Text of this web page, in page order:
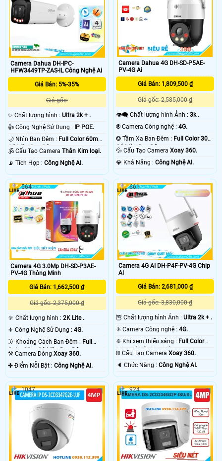
chính xác. Camera hỗ trợ công nghệ
nén H.265+, khe cắm thẻ nhớ
512GB, chuẩn IP67, IK10 và PoE
đảm bảo hiệu suất ổn định trong
Camera Dahua DH-IPC-
HFW3449TP-ZAS-IL Công Nghệ Ai
Giá Bán: 5%-35%
Giá gốc:
✨ Chất lượng hình : Ultra 2k + .
👍 Công Nghệ Sử Dụng :
IP POE.
🌙 Nhìn Ban Đêm : Full Color 60m
Có Màu Ban Ðêm.
🕉️ Cấu Tạo Camera Thân Kim loại.
️📡 Tích Hợp : Công Nghệ AI.
Camera Dahua 4G DH-SD-P5AE-
PV-4G Ai
Giá Bán: 1,809,500 ₫
Giá gốc: 2,585,000 ₫
👁️‍🗨 Chất lượng hình Ảnh :3k .
®️ Camera Công nghệ :4G.
✪ Tầm Xa Ban Đêm : Full Color 30m
Có Màu Ban Ðêm.
💦 Cấu Tạo CameraXoay 360.
️💎 Khả Năng :Công Nghệ AI.
Camera 4G 3.0Mp DH-SD-P3AE-
PV-4G Thông Minh
Giá Bán: 1,662,500 ₫
Giá gốc: 2,375,000 ₫
🔆 Chất lượng hình : 2K Lite .
⚜️ Công Nghệ Sử Dụng : 4G.
🌛 Khoảng Cách Ban Đêm : Full
Color 30m Có Màu Ban Ðêm.
⚒ Camera Dòng Xoay 360.
️✤ Điểm Nỗi Bật : Công Nghệ AI.
564
Camera 4G AI DH-P4F-PV-4G Chip
Ai
Giá Bán: 2,681,000 ₫
Giá gốc: 3,830,000 ₫
🦉 Chất lượng hình Ảnh :Ultra 2k + .
✳️ Camera Công nghệ :4G.
❈ Khi xem thiếu sáng : Full Color
30m Có Màu Ban Ðêm.
⛓ Cấu Tạo CameraXoay 360.
️🔈 Chức Năng :Công Nghệ AI.
661
1047 924